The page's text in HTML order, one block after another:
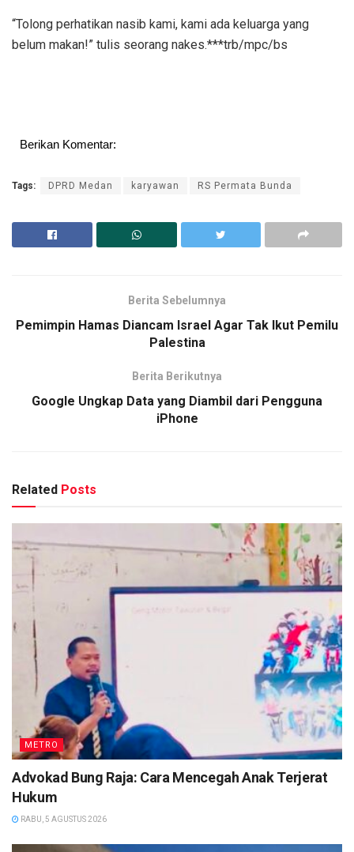
“Tolong perhatikan nasib kami, kami ada keluarga yang
belum makan!” tulis seorang nakes.***trb/mpc/bs
Berikan Komentar:
Tags: DPRD Medan karyawan RS Permata Bunda
Berita Sebelumnya
Pemimpin Hamas Diancam Israel Agar Tak Ikut Pemilu
Palestina
Berita Berikutnya
Google Ungkap Data yang Diambil dari Pengguna
iPhone
Related Posts
METRO
Advokad Bung Raja: Cara Mencegah Anak Terjerat
Hukum
RABU, 5 AGUSTUS 2026